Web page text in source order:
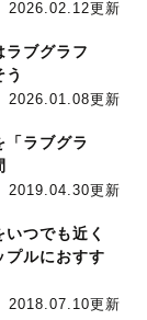
2026.02.12更新
ラブグラフ
2026.01.08更新
ラブグラ
2019.04.30更新
つでも近く
プルにおすす
2018.07.10更新